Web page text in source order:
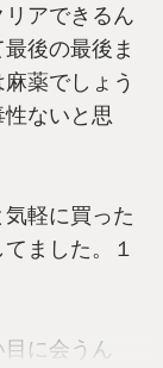
アできるん
後の最後ま
薬でしょう
ないと思
軽に買った
ました。１
に会うん